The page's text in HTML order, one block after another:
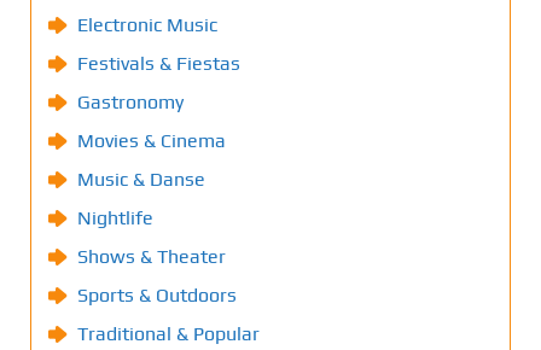
Electronic Music
Festivals & Fiestas
Gastronomy
Movies & Cinema
Music & Danse
Nightlife
Shows & Theater
Sports & Outdoors
Traditional & Popular